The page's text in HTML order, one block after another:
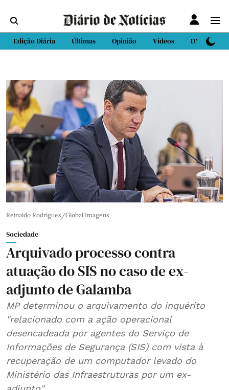
Edição Diária Últimas Opinião Vídeos DN Sport
Reinaldo Rodrigues/Global Imagens
Sociedade
Arquivado processo contra
atuação do SIS no caso de ex-
adjunto de Galamba
MP determinou o arquivamento do inquérito
"relacionado com a ação operacional
desencadeada por agentes do Serviço de
Informações de Segurança (SIS) com vista à
recuperação de um computador levado do
Ministério das Infraestruturas por um ex-